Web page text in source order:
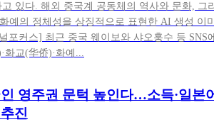
있다. 해외 중국계 공동체의 역사와 문화, 그
화예의 정체성을 상징적으로 표현한 AI 생성 이
포커스] 최근 중국 웨이보와 샤오훙수 등 SNS
화교(华侨)·화예...
영주권 문턱 높인다…소득·일본
진